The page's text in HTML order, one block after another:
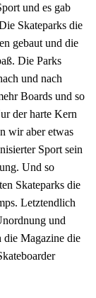
und es gab
Skateparks die
gebaut und die
Die Parks
und nach
Boards und so
der harte Kern
wir aber etwas
Sport sein
Und so
Skateparks die
Letztendlich
und
die Magazine die